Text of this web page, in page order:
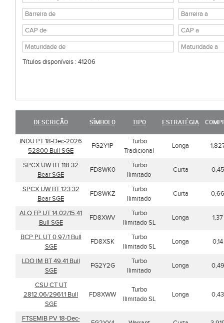
Títulos disponíveis : 41206
DESCRIÇÃO SÍMBOLO TIPO ESTRATÉGIA
INDU PT 18-Dec-2026
52800 Bull SGE
FG2Y1P
Turbo
Tradicional
Longa
SPCX UW BT 118.32
Bear SGE
FD8WK0
Turbo
Ilimitado
Curta 0,45
SPCX UW BT 123.32
Bear SGE
FD8WKZ
Turbo
Ilimitado
Curta 0,66
ALO FP UT 14.02/15.41
Bull SGE
FD8XWV
Turbo
Ilimitado SL
Longa 1,37
BCP PL UT 0.97/1 Bull
SGE
FD8XSK
Turbo
Ilimitado SL
Longa 0,14
LDO IM BT 49.41 Bull
SGE
FG2Y2G
Turbo
Ilimitado
Longa 0,49
CSU CT UT
2812.06/2961.1 Bull
SGE
FD8XWW
Turbo
Ilimitado SL
Longa 0,43
FTSEMIB PV 18-Dec-